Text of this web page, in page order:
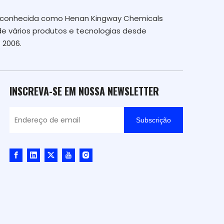
como Henan Kingway Chemicals
vários produtos e tecnologias desde
INSCREVA-SE EM NOSSA NEWSLETTER
Subscrição